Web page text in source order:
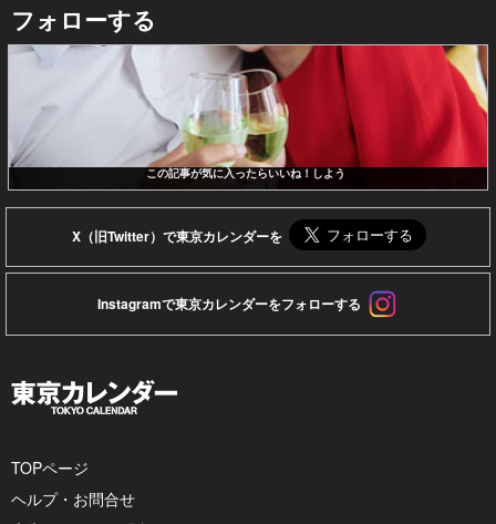
フォローする
この記事が気に入ったらいいね！しよう
X（旧Twitter）で東京カレンダーを
Instagramで東京カレンダーをフォローする
TOPページ
ヘルプ・お問合せ